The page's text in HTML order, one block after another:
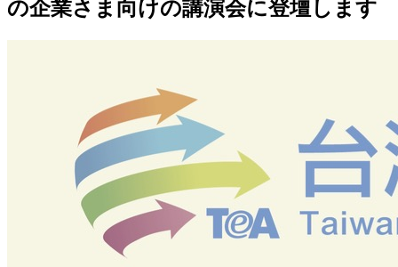
の企業さま向けの講演会に登壇します